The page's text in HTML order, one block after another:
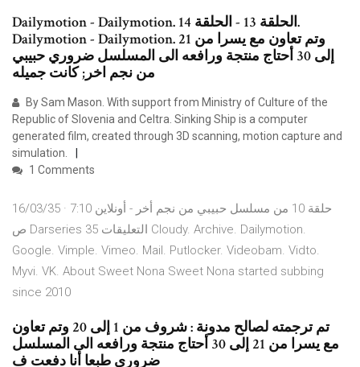
Dailymotion - Dailymotion. الحلقة 13 - الحلقة 14.
Dailymotion - Dailymotion. وتم تعاون مع يسرا من 21
إلى 30 أحتاج منتجة ورافعه الى المسلسل ضروري حبيبي
من نجم اخر; كانت جميله
By Sam Mason. With support from Ministry of Culture of the
Republic of Slovenia and Celtra. Sinking Ship is a computer
generated film, created through 3D scanning, motion capture and
simulation.
1 Comments
16/03/35 · حلقة 10 من مسلسل حبيبي من نجم أخر - أونلاين 7:10
ص Darseries 35 التعليقات Cloudy. Archive. Dailymotion.
Google. Vimple. Vimeo. Mail. Putlocker. Videobam. Vidto.
Myvi. VK. About Sweet Nona Sweet Nona started subbing
since 2010
تم ترجمته لصالح مدونة : شروف من 1 إلى 20 وتم تعاون
مع يسرا من 21 إلى 30 أحتاج منتجة ورافعه الى المسلسل
ضروري طبعا أنا دفعت ف